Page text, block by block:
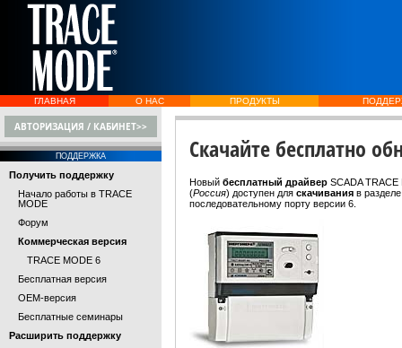
ГЛАВНАЯ О НАС ПРОДУКТЫ
АВТОРИЗАЦИЯ / КАБИНЕТ>>
ПОДДЕРЖКА
Получить поддержку
Начало работы в TRACE
MODE
Форум
Коммерческая версия
TRACE MODE 6
Бесплатная версия
OEM-версия
Бесплатные семинары
Расширить поддержку
Скачайте бесплатно
Новый бесплатный драйвер SCADA
(Россия) доступен для скачивания в
последовательному порту версии 6.